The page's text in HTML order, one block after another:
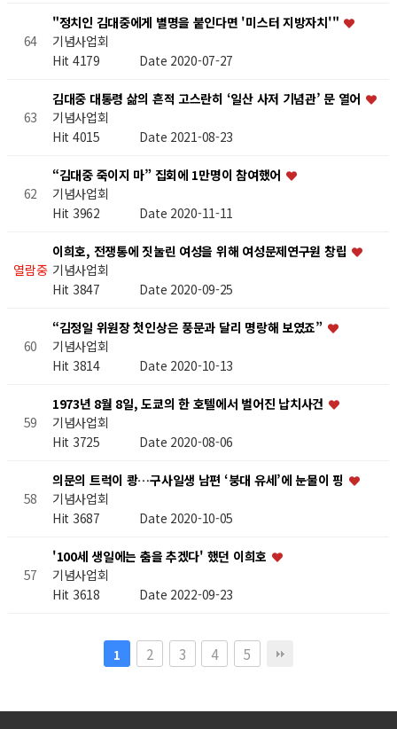
64
"정치인 김대중에게 별명을 붙인다면 '미스터 지방자치'"
기념사업회
Hit 4179 Date 2020-07-27
63
김대중 대통령 삶의 흔적 고스란히 ‘일산 사저 기념관’ 문 열어
기념사업회
Hit 4015 Date 2021-08-23
62
“김대중 죽이지 마” 집회에 1만명이 참여했어
기념사업회
Hit 3962 Date 2020-11-11
열람중
이희호, 전쟁통에 짓눌린 여성을 위해 여성문제연구원 창립
기념사업회
Hit 3847 Date 2020-09-25
60
“김정일 위원장 첫인상은 풍문과 달리 명랑해 보였죠”
기념사업회
Hit 3814 Date 2020-10-13
59
1973년 8월 8일, 도쿄의 한 호텔에서 벌어진 납치사건
기념사업회
Hit 3725 Date 2020-08-06
58
의문의 트럭이 쾅…구사일생 남편 ‘붕대 유세’에 눈물이 핑
기념사업회
Hit 3687 Date 2020-10-05
57
'100세 생일에는 춤을 추겠다' 했던 이희호
기념사업회
Hit 3618 Date 2022-09-23
1 2 3 4 5